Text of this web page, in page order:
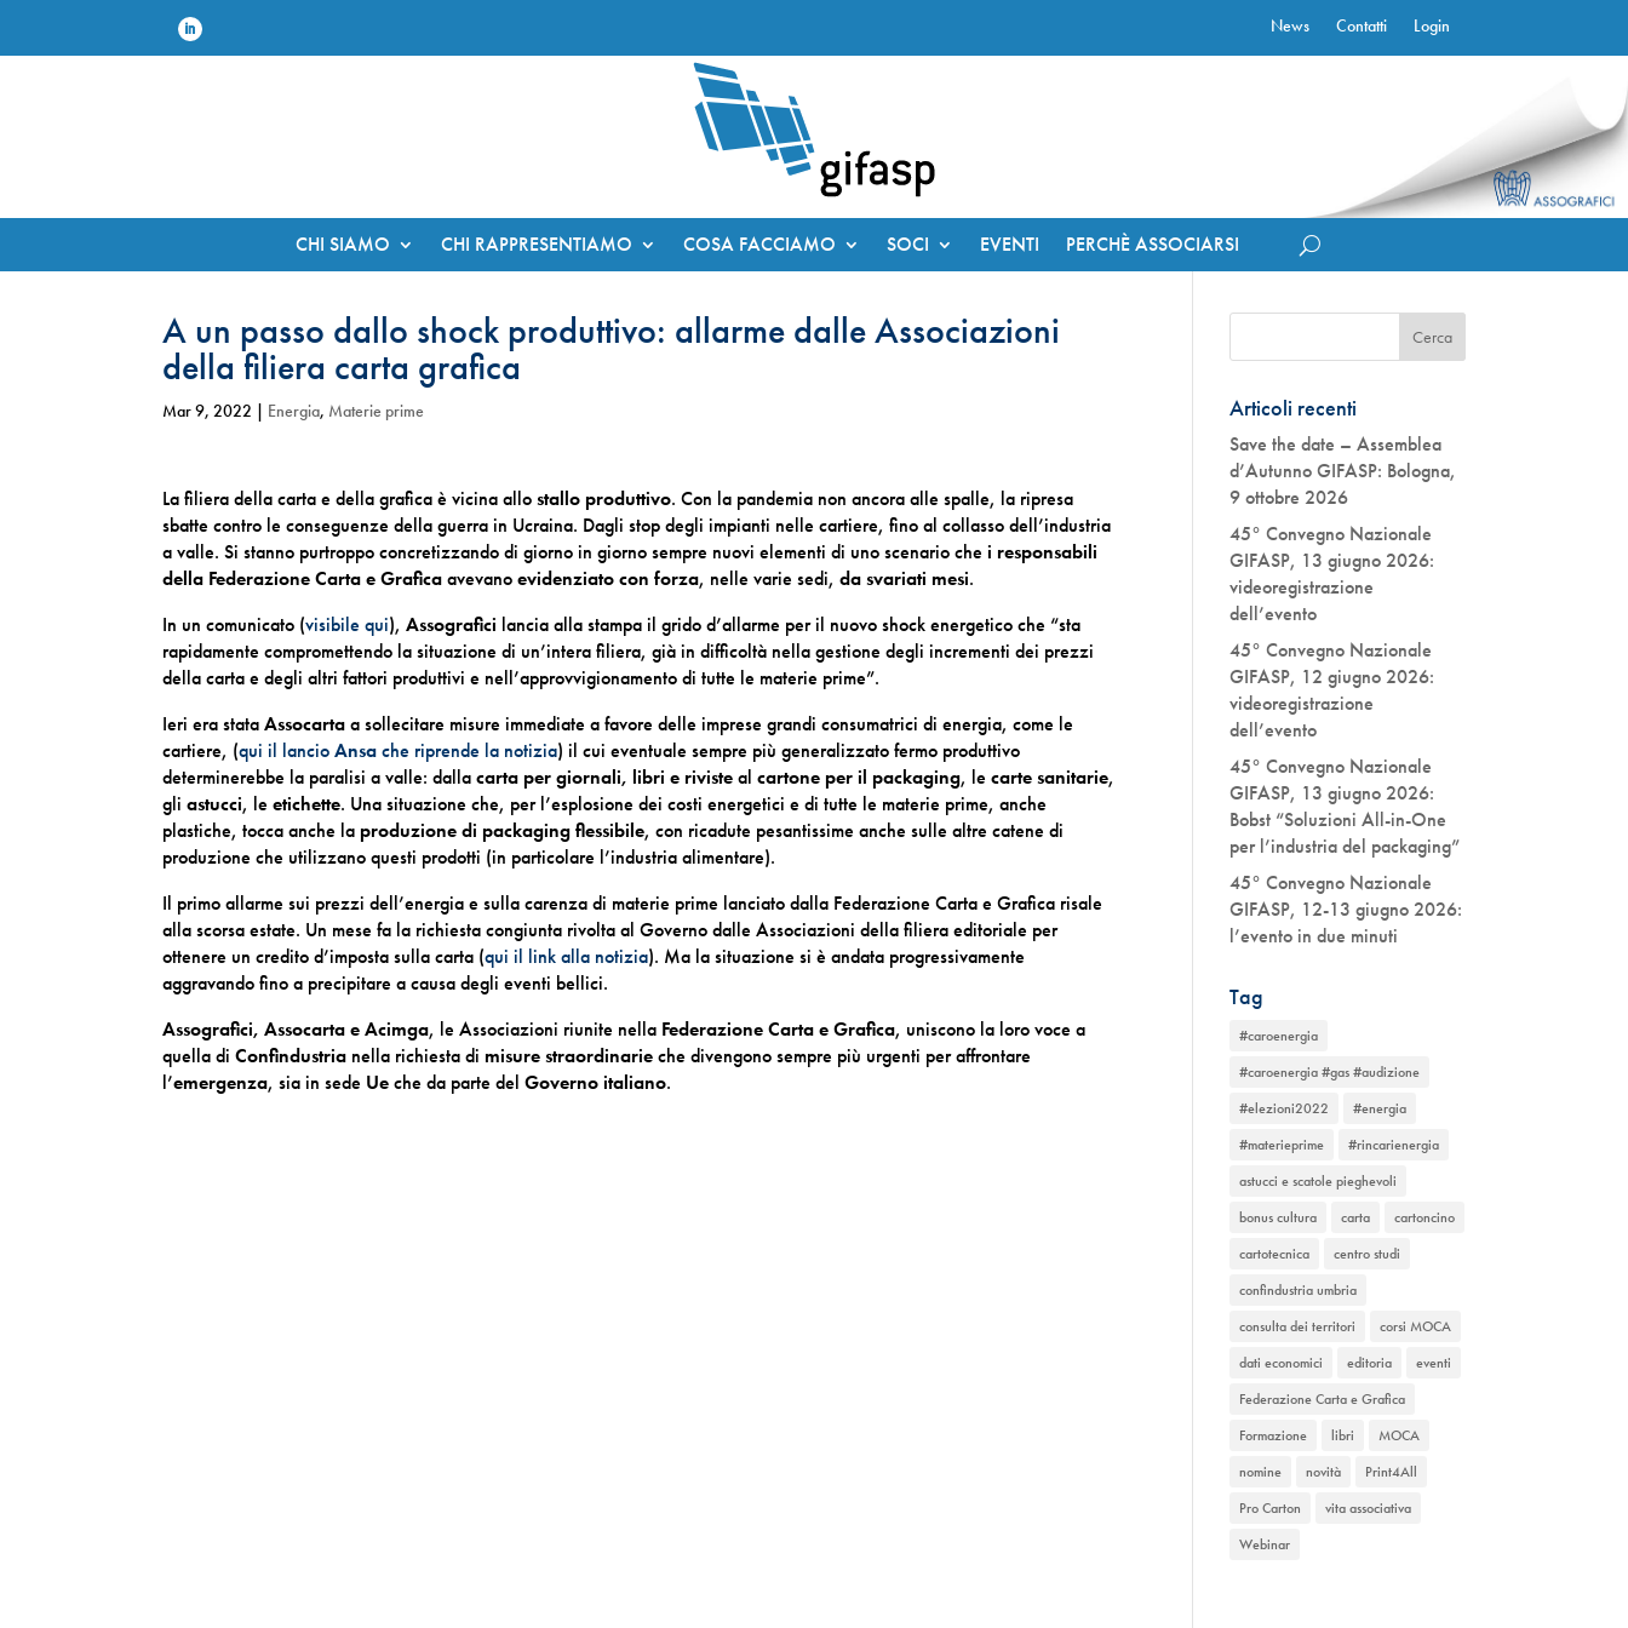
News Contatti Login
CHI SIAMO CHI RAPPRESENTIAMO COSA FACCIAMO SOCI EVENTI PERCHÈ ASSOCIARSI
A un passo dallo shock produttivo: allarme dalle Associazioni
della filiera carta grafica
Mar 9, 2022 | Energia, Materie prime
La filiera della carta e della grafica è vicina allostallo produttivo. Con la pandemia non ancora alle spalle, la ripresa
sbatte contro le conseguenze della guerra in Ucraina. Dagli stop degli impianti nelle cartiere, fino al collasso dell’industria
a valle. Si stanno purtroppo concretizzando di giorno in giorno sempre nuovi elementi di uno scenario che i responsabili
della Federazione Carta e Graficaavevanoevidenziato con forza, nelle varie sedi,da svariati mesi.
In un comunicato (visibile qui),Assografici lancia alla stampa il grido d’allarme per il nuovo shock energetico che “sta
rapidamente compromettendo la situazione di un’intera filiera, già in difficoltà nella gestione degli incrementi dei prezzi
della carta e degli altri fattori produttivi e nell’approvvigionamento di tutte le materie prime”.
Ieri era stataAssocartaa sollecitare misure immediate a favore delle imprese grandi consumatrici di energia, come le
cartiere, (qui il lancioAnsache riprende la notizia) il cui eventuale sempre più generalizzato fermo produttivo
determinerebbe la paralisi a valle: dallacarta per giornali, libri e rivistealcartone per il packaging, lecarte sanitarie,
gliastucci, leetichette. Una situazione che, per l’esplosione dei costi energetici e di tutte le materie prime, anche
plastiche, tocca anche la produzione di packaging flessibile, con ricadute pesantissime anche sulle altre catene di
produzione che utilizzano questi prodotti (in particolare l’industria alimentare).
Il primo allarme sui prezzi dell’energia e sulla carenza di materie prime lanciato dalla Federazione Carta e Grafica risale
alla scorsa estate. Un mese fa la richiesta congiunta rivolta al Governo dalle Associazioni della filiera editoriale per
ottenere un credito d’imposta sulla carta (qui il link alla notizia). Ma la situazione si è andata progressivamente
aggravando fino a precipitare a causa degli eventi bellici.
Assografici, Assocarta e Acimga, le Associazioni riunite nella Federazione Carta e Grafica, uniscono la loro voce a
quella diConfindustria nella richiesta di misure straordinarieche divengono sempre più urgenti per affrontare
l’emergenza, sia in sede Ueche da parte delGoverno italiano.
Articoli recenti
Save the date – Assemblea
d’Autunno GIFASP: Bologna,
9 ottobre 2026
45° Convegno Nazionale
GIFASP, 13 giugno 2026:
videoregistrazione
dell’evento
45° Convegno Nazionale
GIFASP, 12 giugno 2026:
videoregistrazione
dell’evento
45° Convegno Nazionale
GIFASP, 13 giugno 2026:
Bobst “Soluzioni All-in-One
per l’industria del packaging”
45° Convegno Nazionale
GIFASP, 12-13 giugno 2026:
l’evento in due minuti
Tag
#caroenergia
#caroenergia #gas #audizione
#elezioni2022
#energia
#materieprime
#rincarienergia
astucci e scatole pieghevoli
bonus cultura
carta
cartoncino
cartotecnica
centro studi
confindustria umbria
consulta dei territori
corsi MOCA
dati economici
editoria
eventi
Federazione Carta e Grafica
Formazione
libri
MOCA
nomine
novità
Print4All
Pro Carton
vita associativa
Webinar